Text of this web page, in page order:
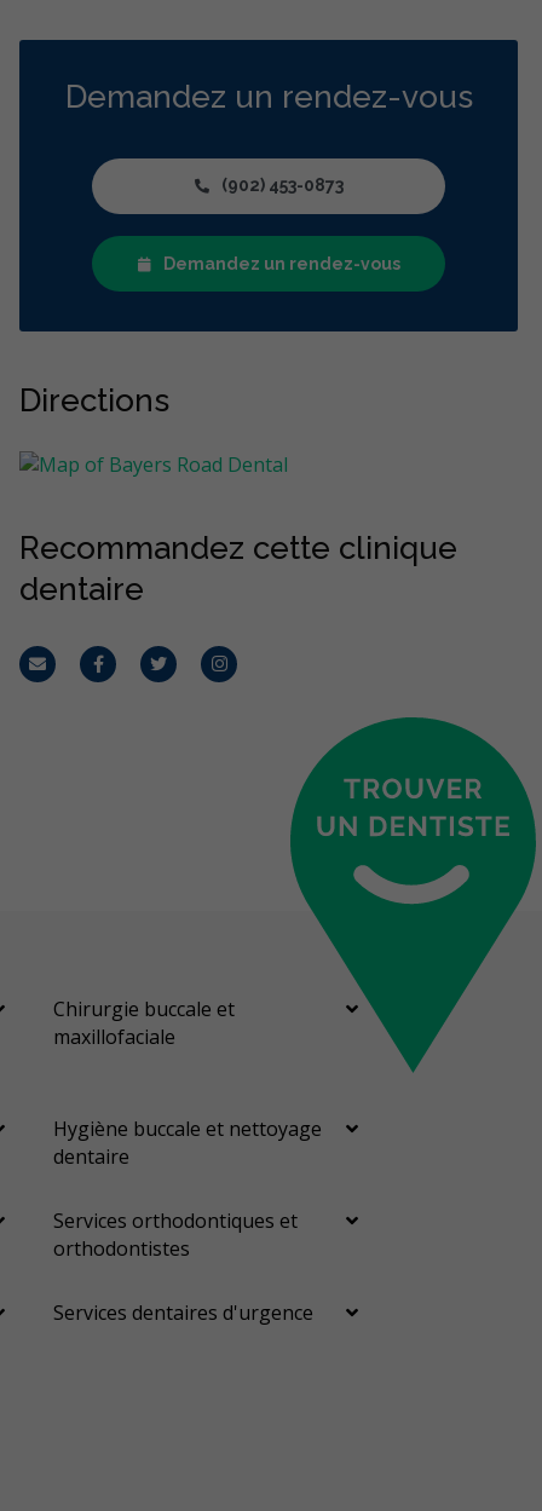
Demandez un rendez-vous
(902) 453-0873
Demandez un rendez-vous
Directions
Recommandez cette clinique
dentaire
CourrielFacebookTwitterInstagram
Chirurgie buccale et
maxillofaciale
Hygiène buccale et nettoyage
dentaire
Services orthodontiques et
orthodontistes
Services dentaires d'urgence